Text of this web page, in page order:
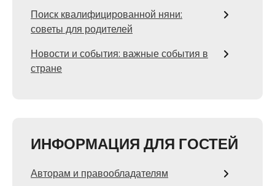
Поиск квалифицированной няни:
советы для родителей
Новости и события: важные события в
стране
ИНФОРМАЦИЯ ДЛЯ ГОСТЕЙ
Авторам и правообладателям